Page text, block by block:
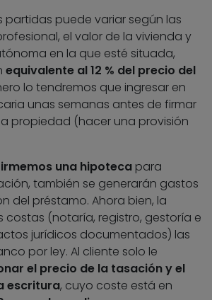
partidas puede variar según las
el valor de la vivienda y
en la que esté situada,
equivalente al 12 % del precio del
lo tendremos que ingresar en
unas semanas antes de firmar
propiedad (hacer una provisión
una hipoteca para
también se generarán gastos
del préstamo. Ahora bien, la
costas (notaría, registro, gestoría e
jurídicos documentados) las
por ley. Al cliente solo le
el precio de la tasación y el
escritura, cuyo coste está en